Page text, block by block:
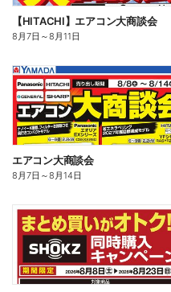
【HITACHI】エアコン大商談会
8月7日 ～8月11日
エアコン大商談会
8月7日 ～8月14日